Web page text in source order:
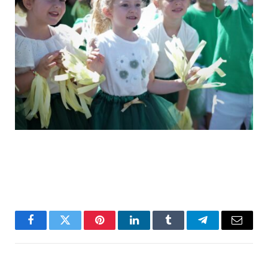
FacebookTwitter PinterestLinkedInTumblr TelegramEmail